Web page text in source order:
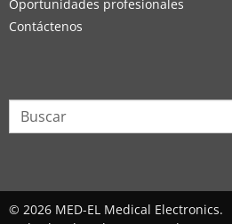
Oportunidades profesionales
Contáctenos
© 2026 MED-EL Medical Electronics.